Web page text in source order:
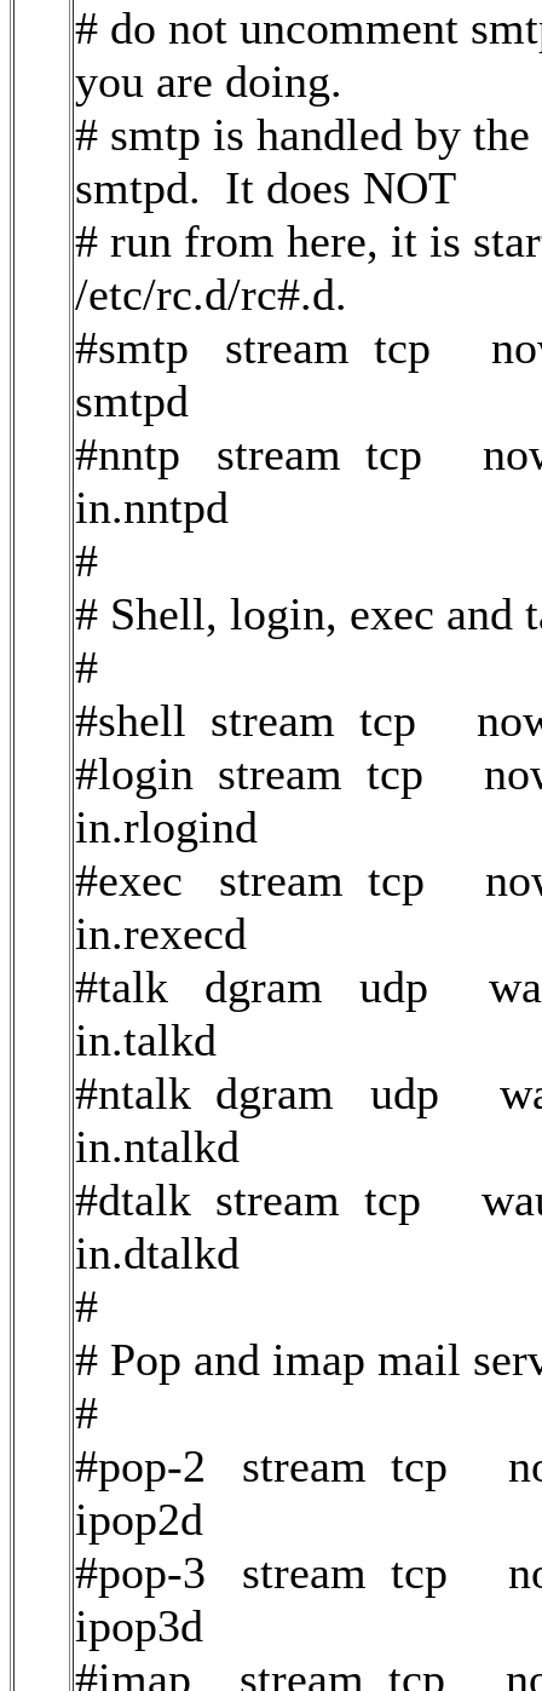
# do not uncomment
you are doing.
# smtp is handled by
smtpd. It does NOT
# run from here, it is
/etc/rc.d/rc#.d.
#smtp stream tcp
smtpd
#nntp stream tcp
in.nntpd
#
# Shell, login, exec and
#
#shell stream tcp
#login stream tcp
in.rlogind
#exec stream tcp
in.rexecd
#talk dgram udp
in.talkd
#ntalk dgram udp
in.ntalkd
#dtalk stream tcp
in.dtalkd
#
# Pop and imap mail
#
#pop-2 stream tcp
ipop2d
#pop-3 stream tcp
ipop3d
#imap stream tcp